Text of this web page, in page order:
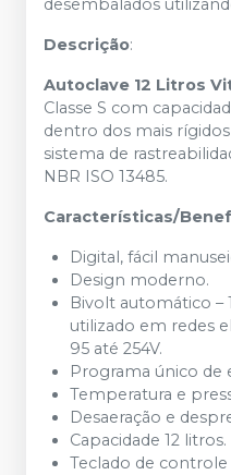
desembalados
Descrição:
Autoclave 12 Litros
Classe S com
dentro dos mais
sistema de
NBR ISO 13485.
Características/
Digital, fácil
Design moderno.
Bivolt automático –
utilizado em redes
95 até 254V.
Programa único de
Temperatura e
Desaeração e
Capacidade 12 litros.
Teclado de controle